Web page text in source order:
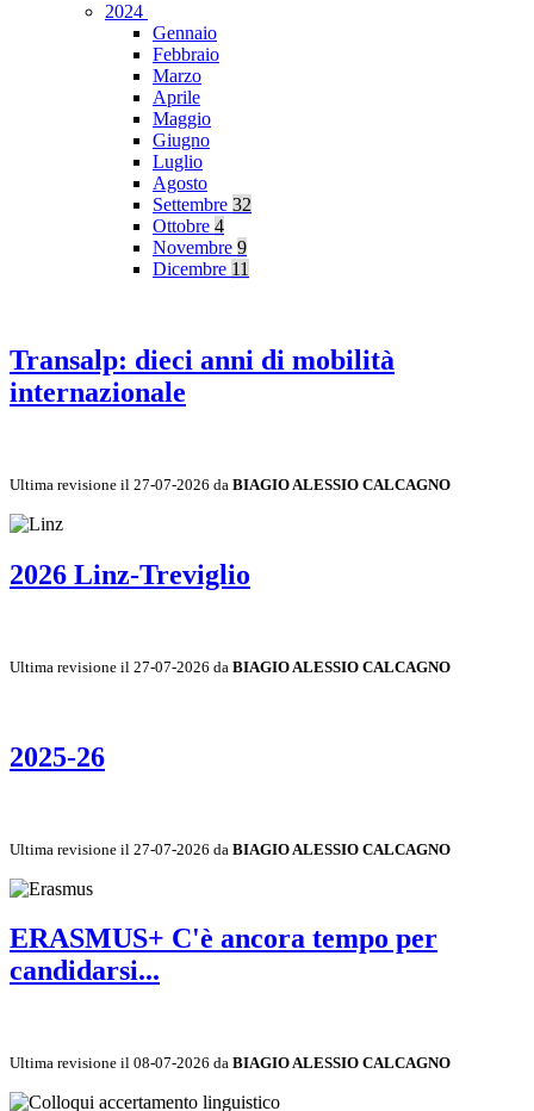
2024
Gennaio
Febbraio
Marzo
Aprile
Maggio
Giugno
Luglio
Agosto
Settembre 32
Ottobre 4
Novembre 9
Dicembre 11
Transalp: dieci anni di mobilità
internazionale
Ultima revisione il 27-07-2026 da BIAGIO ALESSIO CALCAGNO
2026 Linz-Treviglio
Ultima revisione il 27-07-2026 da BIAGIO ALESSIO CALCAGNO
2025-26
Ultima revisione il 27-07-2026 da BIAGIO ALESSIO CALCAGNO
ERASMUS+ C'è ancora tempo per
candidarsi...
Ultima revisione il 08-07-2026 da BIAGIO ALESSIO CALCAGNO